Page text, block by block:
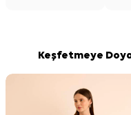
Keşfetmeye